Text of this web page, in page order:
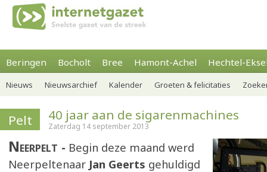
Beringen Bocholt Bree Hamont-Achel Hechtel-
Nieuws Nieuwsarchief Kalender Groeten & felicitaties
Pelt 40 jaar aan de sigarenmachines
Zaterdag 14 september 2013
Neerpelt
Begin deze maand werd
Neerpeltenaar Jan Geerts gehuldigd